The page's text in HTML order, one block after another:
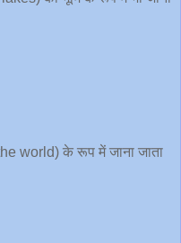
world) के रूप में जाना जाता